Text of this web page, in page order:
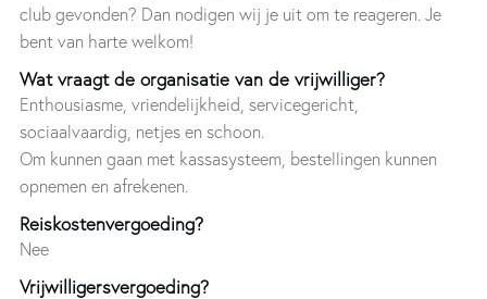
club gevonden? Dan nodigen wij je uit om te reageren. Je
bent van harte welkom!
Wat vraagt de organisatie van de vrijwilliger?
Enthousiasme, vriendelijkheid, servicegericht,
sociaalvaardig, netjes en schoon.
Om kunnen gaan met kassasysteem, bestellingen kunnen
opnemen en afrekenen.
Reiskostenvergoeding?
Nee
Vrijwilligersvergoeding?